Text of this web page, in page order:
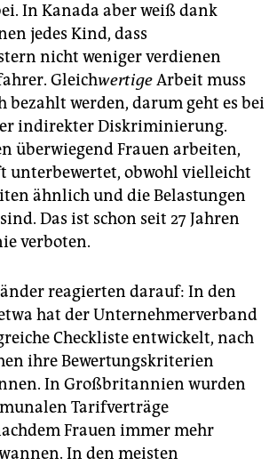
In Kanada aber weiß dank
jedes Kind, dass
nicht weniger verdienen
GleichwertigeArbeit muss
bezahlt werden, darum geht es bei
indirekter Diskriminierung.
überwiegend Frauen arbeiten,
unterbewertet, obwohl vielleicht
ähnlich und die Belastungen
Das ist schon seit 27 Jahren
verboten.
reagierten darauf: In den
hat der Unternehmerverband
Checkliste entwickelt, nach
ihre Bewertungskriterien
In Großbritannien wurden
Tarifverträge
Frauen immer mehr
In den meisten